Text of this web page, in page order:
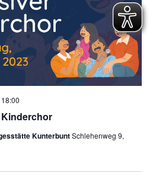
18:00
KunterbuntSchlehenweg 9,